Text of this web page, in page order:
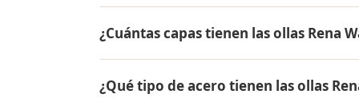
el mismo en todo Colombia. Contáctame
Tununguá.
¿Cuántas capas tienen las ollas Rena
18/10, dos capas de aleación de aluminio
¿Qué tipo de acero tienen las ollas